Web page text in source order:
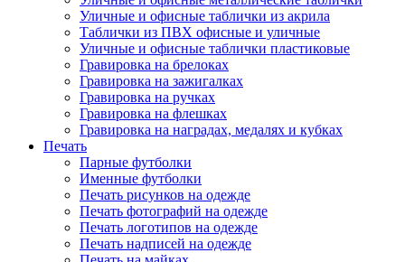
Уличные и офисные таблички из акрила
Таблички из ПВХ офисные и уличные
Уличные и офисные таблички пластиковые
Гравировка на брелоках
Гравировка на зажигалках
Гравировка на ручках
Гравировка на флешках
Гравировка на наградах, медалях и кубках
Печать
Парные футболки
Именные футболки
Печать рисунков на одежде
Печать фотографий на одежде
Печать логотипов на одежде
Печать надписей на одежде